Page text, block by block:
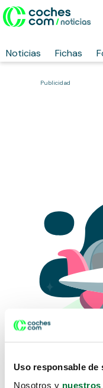
Uso responsable de
Nosotros y nuestros
Noticias Fichas
Publicidad